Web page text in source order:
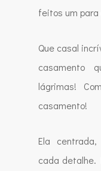
feitos um para
Que casal
casamento
lágrimas!
casamento!
Ela
cada detalhe.